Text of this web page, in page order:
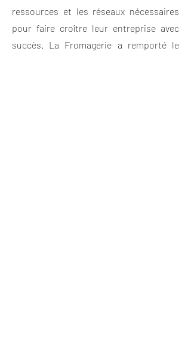
ressources et les réseaux nécessaires
pour faire croître leur entreprise avec
succès. La Fromagerie a remporté le